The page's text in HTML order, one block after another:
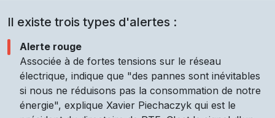
Il existe trois types d'alertes :
Alerte rouge
Associée à de fortes tensions sur le réseau
électrique, indique que "des pannes sont inévitables
si nous ne réduisons pas la consommation de notre
énergie", explique Xavier Piechaczyk qui est le